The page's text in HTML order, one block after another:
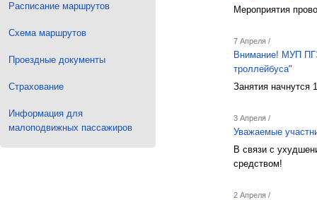
Расписание маршрутов
Схема маршрутов
Проездные документы
Страхование
Информация для
малоподвижных пассажиров
Мероприятия
7 Апреля /
Внимание! МУП
троллейбуса"
Занятия начнутся
3 Апреля /
Уважаемые
В связи с
средством!
2 Апреля /